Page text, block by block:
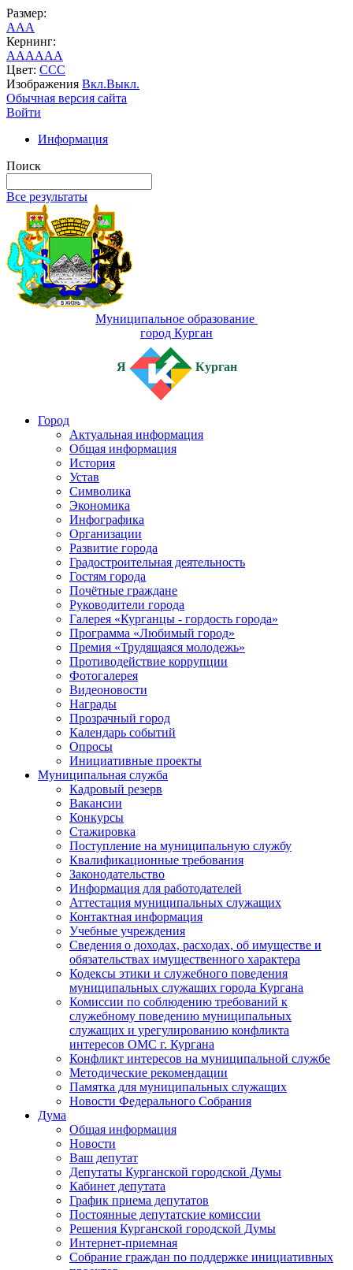
Размер:
AAA
Кернинг:
AAAAAA
Цвет: CCC
Изображения Вкл.Выкл.
Обычная версия сайта
Войти
Информация
Поиск
Все результаты
Муниципальное образование
город Курган
Я Курган
Город
Актуальная информация
Общая информация
История
Устав
Символика
Экономика
Инфографика
Организации
Развитие города
Градостроительная деятельность
Гостям города
Почётные граждане
Руководители города
Галерея «Курганцы - гордость города»
Программа «Любимый город»
Премия «Трудящаяся молодежь»
Противодействие коррупции
Фотогалерея
Видеоновости
Награды
Прозрачный город
Календарь событий
Опросы
Инициативные проекты
Муниципальная служба
Кадровый резерв
Вакансии
Конкурсы
Стажировка
Поступление на муниципальную службу
Квалификационные требования
Законодательство
Информация для работодателей
Аттестация муниципальных служащих
Контактная информация
Учебные учреждения
Сведения о доходах, расходах, об имуществе и
обязательствах имущественного характера
Кодексы этики и служебного поведения
муниципальных служащих города Кургана
Комиссии по соблюдению требований к
служебному поведению муниципальных
служащих и урегулированию конфликта
интересов ОМС г. Кургана
Конфликт интересов на муниципальной службе
Методические рекомендации
Памятка для муниципальных служащих
Новости Федерального Cобрания
Дума
Общая информация
Новости
Ваш депутат
Депутаты Курганской городской Думы
Кабинет депутата
График приема депутатов
Постоянные депутатские комиссии
Решения Курганской городской Думы
Интернет-приемная
Собрание граждан по поддержке инициативных